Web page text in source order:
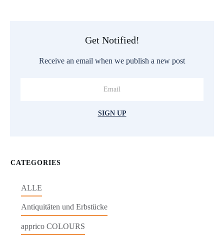
Get Notified!
Receive an email when we publish a new post
SIGN UP
CATEGORIES
ALLE
Antiquitäten und Erbstücke
apprico COLOURS